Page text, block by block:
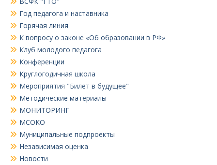
Год педагога и наставника
Горячая линия
К вопросу о законе «Об образовании в РФ»
Клуб молодого педагога
Конференции
Круглогодичная школа
Мероприятия "Билет в будущее"
Методические материалы
МОНИТОРИНГ
МСОКО
Муниципальные подпроекты
Независимая оценка
Новости